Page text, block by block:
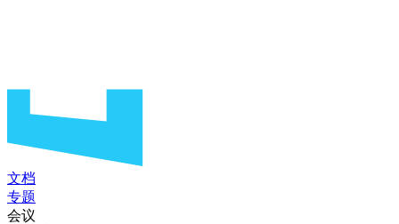
文档
专题
会议